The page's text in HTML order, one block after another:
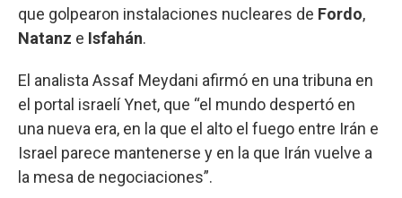
que golpearon instalaciones nucleares de Fordo,
Natanz e Isfahán.
El analista Assaf Meydani afirmó en una tribuna en
el portal israelí Ynet, que “el mundo despertó en
una nueva era, en la que el alto el fuego entre Irán e
Israel parece mantenerse y en la que Irán vuelve a
la mesa de negociaciones”.